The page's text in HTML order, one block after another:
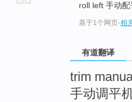
roll left 手动配
基于1个网页-相
有道翻译
trim
手动调平